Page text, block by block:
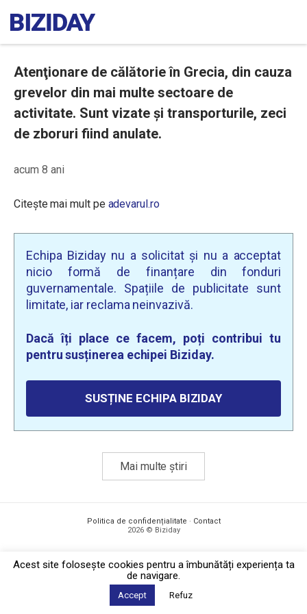
Atenţionare de călătorie în Grecia, din cauza
grevelor din mai multe sectoare de
activitate. Sunt vizate și transporturile, zeci
de zboruri fiind anulate.
acum 8 ani
Citește mai mult pe adevarul.ro
Echipa Biziday nu a solicitat și nu a acceptat
nicio formă de finanțare din fonduri
guvernamentale. Spațiile de publicitate sunt
limitate, iar reclama neinvazivă.
Dacă îți place ce facem, poți contribui tu
pentru susținerea echipei Biziday.
SUSȚINE ECHIPA BIZIDAY
Mai multe știri
Politica de confidențialitate · Contact
2026 © Biziday
Acest site foloseşte cookies pentru a îmbunătăți experiența ta
de navigare.
Accept Refuz